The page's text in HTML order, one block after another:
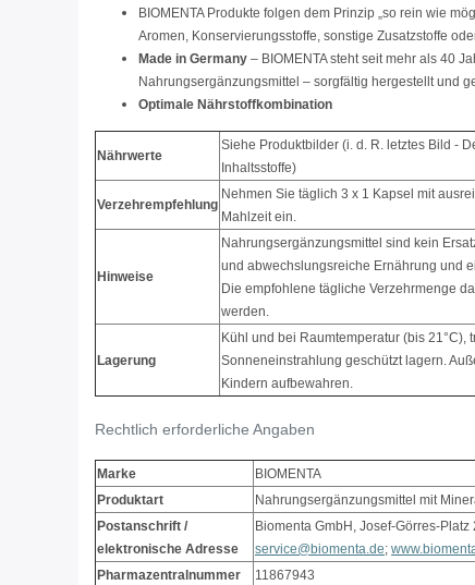
BIOMENTA Produkte folgen dem Prinzip „so rein wie
Aromen, Konservierungsstoffe, sonstige Zusatzstoffe
Made in Germany – BIOMENTA steht seit mehr als 40
Nahrungsergänzungsmittel – sorgfältig hergestellt und
Optimale Nährstoffkombination
Rechtlich erforderliche Angaben
Nährwerte
Siehe Produktbilder (i. d. R. letztes Bild -
Inhaltsstoffe)
Verzehrempfehlung
Nehmen Sie täglich 3 x 1 Kapsel mit
Mahlzeit ein.
Hinweise
Nahrungsergänzungsmittel sind kein
und abwechslungsreiche Ernährung und
Die empfohlene tägliche Verzehrmenge
werden.
Lagerung
Kühl und bei Raumtemperatur (bis 21°C),
Sonneneinstrahlung geschützt lagern.
Kindern aufbewahren.
Marke
BIOMENTA
Produktart
Nahrungsergänzungsmittel mit
Postanschrift /
elektronische Adresse
Biomenta GmbH, Josef-Görres-
service@biomenta.de;
Pharmazentralnummer
11867943